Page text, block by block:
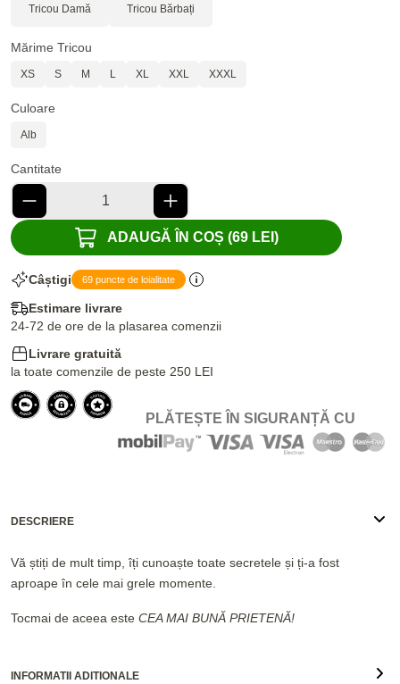
Tricou Damă Tricou Bărbați
Mărime Tricou
XS S M L XL XXL XXXL
Culoare
Alb
Cantitate
ADAUGĂ ÎN COȘ (69 LEI)
Câștigi 69 puncte de loialitate
Estimare livrare
24-72 de ore de la plasarea comenzii
Livrare gratuită
la toate comenzile de peste 250 LEI
PLĂTEȘTE ÎN SIGURANȚĂ CU
DESCRIERE
Vă știți de mult timp, îți cunoaște toate secretele și ți-a fost
aproape în cele mai grele momente.
Tocmai de aceea este CEA MAI BUNĂ PRIETENĂ!
INFORMATII ADITIONALE